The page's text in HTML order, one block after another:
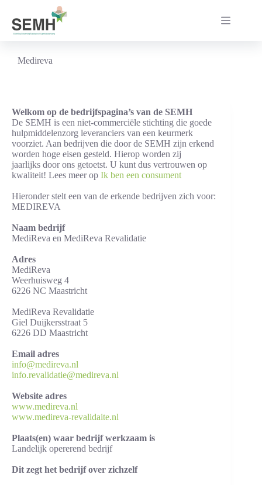
inhoud
Medireva
Welkom op de bedrijfspagina’s van de SEMH
De SEMH is een niet-commerciële stichting die goede
hulpmiddelenzorg leveranciers van een keurmerk
voorziet. Aan bedrijven die door de SEMH zijn erkend
worden hoge eisen gesteld. Hierop worden zij
jaarlijks door ons getoetst. U kunt dus vertrouwen op
kwaliteit! Lees meer op Ik ben een consument
Hieronder stelt een van de erkende bedrijven zich voor:
MEDIREVA
Naam bedrijf
MediReva en MediReva Revalidatie
Adres
MediReva
Weerhuisweg 4
6226 NC Maastricht
MediReva Revalidatie
Giel Duijkersstraat 5
6226 DD Maastricht
Email adres
info@medireva.nl
info.revalidatie@medireva.nl
Website adres
www.medireva.nl
www.medireva-revalidaite.nl
Plaats(en) waar bedrijf werkzaam is
Landelijk opererend bedrijf
Dit zegt het bedrijf over zichzelf